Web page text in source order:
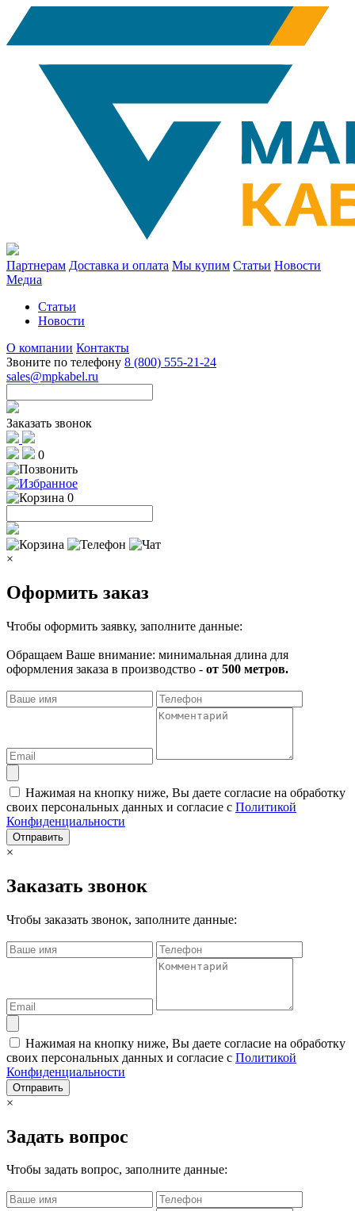
Партнерам Доставка и оплата Мы купим Статьи Новости
Медиа
Статьи
Новости
О компании Контакты
Звоните по телефону 8 (800) 555-21-24
sales@mpkabel.ru
Заказать звонок
0
0
×
Оформить заказ
Чтобы оформить заявку, заполните данные:
Обращаем Ваше внимание: минимальная длина для
оформления заказа в производство - от 500 метров.
Нажимая на кнопку ниже, Вы даете согласие на обработку
своих персональных данных и согласие с Политикой
Конфиденциальности
Отправить
×
Заказать звонок
Чтобы заказать звонок, заполните данные:
Нажимая на кнопку ниже, Вы даете согласие на обработку
своих персональных данных и согласие с Политикой
Конфиденциальности
Отправить
×
Задать вопрос
Чтобы задать вопрос, заполните данные: